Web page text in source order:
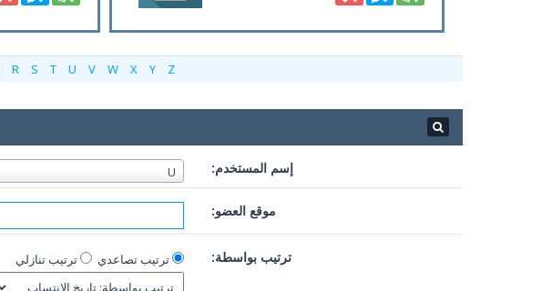
R S T U V W X Y Z
إسم المستخدم: U
موقع العضو:
ترتيب بواسطة: ترتيب تصاعدي ترتيب تنازلي